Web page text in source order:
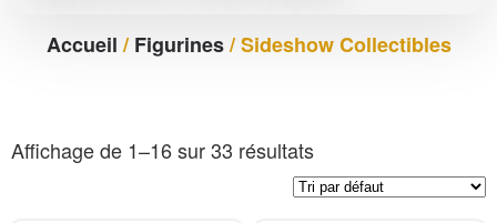
Accueil /Figurines/ Sideshow Collectibles
Affichage de 1–16 sur 33 résultats